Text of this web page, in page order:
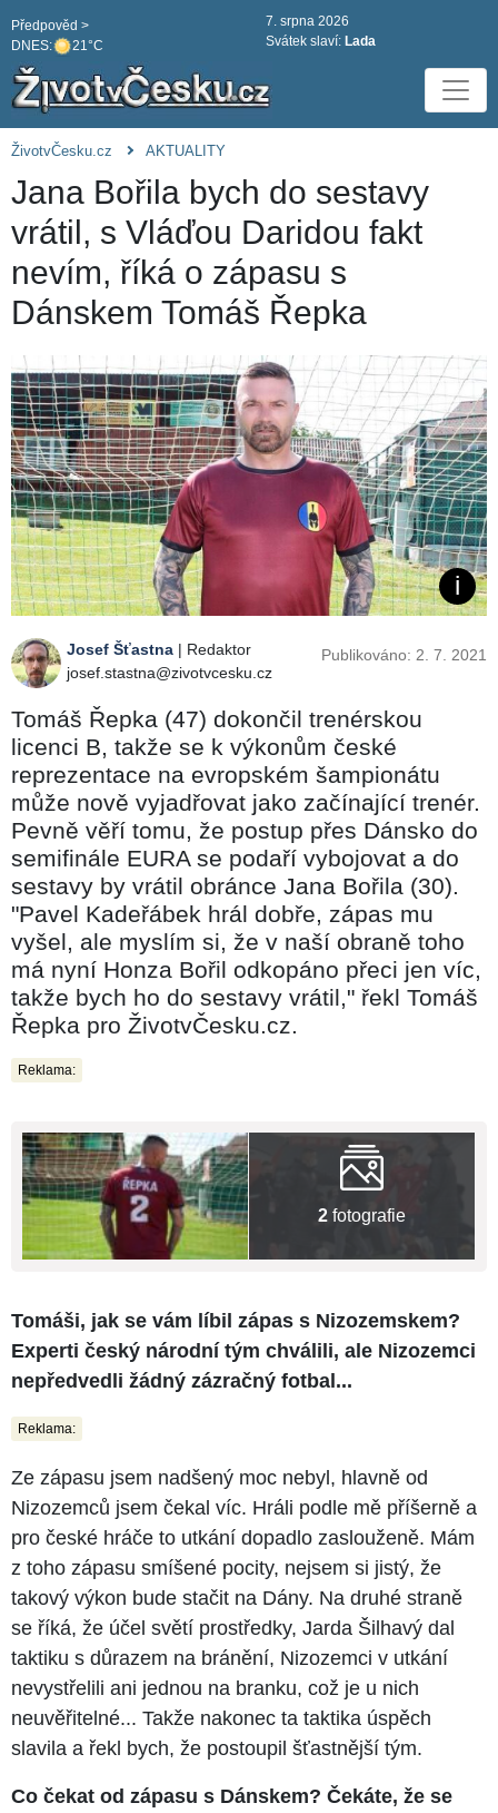
DNES: 21°C
Předpověd >
7. srpna 2026
Svátek slaví: Lada
ŽivotvČesku.cz AKTUALITY
Jana Bořila bych do sestavy
vrátil, s Vláďou Daridou fakt
nevím, říká o zápasu s
Dánskem Tomáš Řepka
Josef Šťastna | Redaktor
josef.stastna@zivotvcesku.cz
Publikováno: 2. 7. 2021
Tomáš Řepka (47) dokončil trenérskou
licenci B, takže se k výkonům české
reprezentace na evropském šampionátu
může nově vyjadřovat jako začínající trenér.
Pevně věří tomu, že postup přes Dánsko do
semifinále EURA se podaří vybojovat a do
sestavy by vrátil obránce Jana Bořila (30).
"Pavel Kadeřábek hrál dobře, zápas mu
vyšel, ale myslím si, že v naší obraně toho
má nyní Honza Bořil odkopáno přeci jen víc,
takže bych ho do sestavy vrátil," řekl Tomáš
Řepka pro ŽivotvČesku.cz.
Reklama:
2 fotografie
Tomáši, jak se vám líbil zápas s Nizozemskem?
Experti český národní tým chválili, ale Nizozemci
nepředvedli žádný zázračný fotbal...
Reklama:
Ze zápasu jsem nadšený moc nebyl, hlavně od
Nizozemců jsem čekal víc. Hráli podle mě příšerně a
pro české hráče to utkání dopadlo zaslouženě. Mám
z toho zápasu smíšené pocity, nejsem si jistý, že
takový výkon bude stačit na Dány. Na druhé straně
se říká, že účel světí prostředky, Jarda Šilhavý dal
taktiku s důrazem na bránění, Nizozemci v utkání
nevystřelili ani jednou na branku, což je u nich
neuvěřitelné... Takže nakonec ta taktika úspěch
slavila a řekl bych, že postoupil šťastnější tým.
Co čekat od zápasu s Dánskem? Čekáte, že se